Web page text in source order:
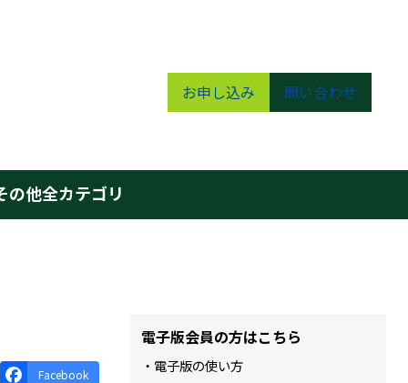
お申し込み 問い合わせ
の他全カテゴリ
Facebook
電子版会員の方はこちら
・電子版の使い方